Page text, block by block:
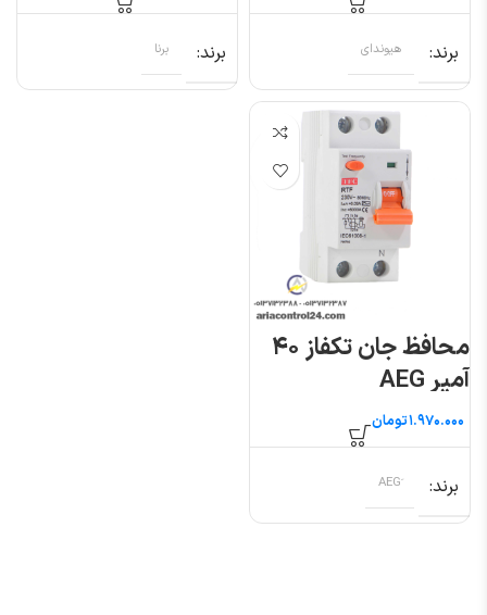
برند هیوندای برند برنا
محافظ جان تکفاز ۴۰
آمپر AEG
تومان
برند